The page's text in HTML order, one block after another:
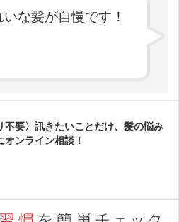
いな髪が自慢です！
不要〉訊きたいことだけ、髪の悩み
オンライン相談！